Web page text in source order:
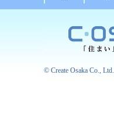
© Create Osaka Co., Ltd.